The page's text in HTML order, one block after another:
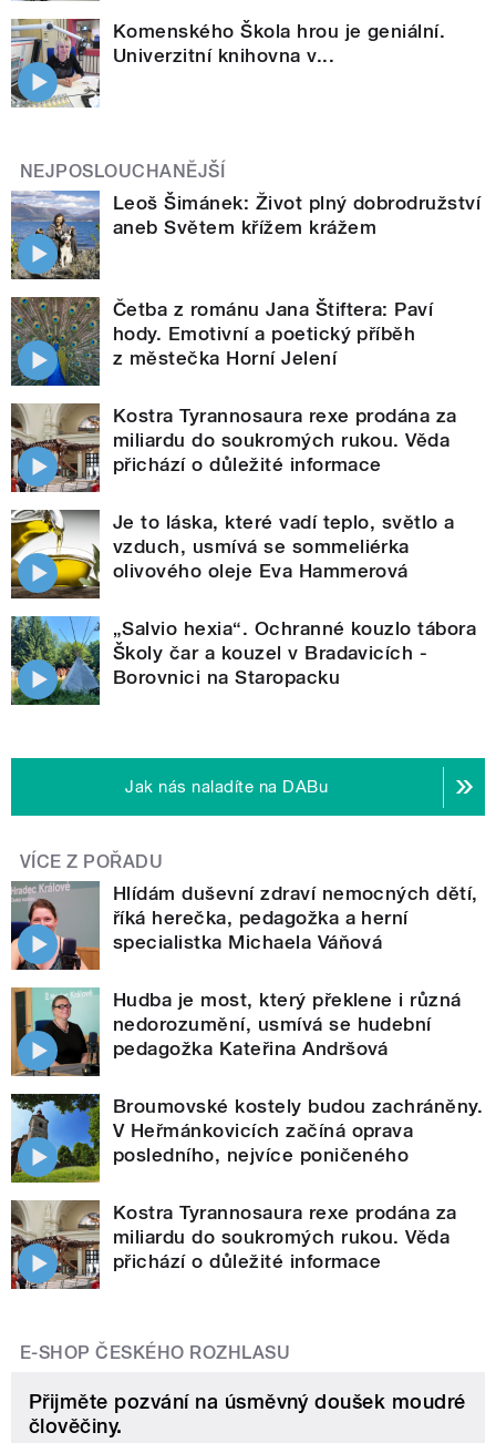
Komenského Škola hrou je geniální.
Univerzitní knihovna v...
NEJPOSLOUCHANĚJŠÍ
Leoš Šimánek: Život plný dobrodružství
aneb Světem křížem krážem
Četba z románu Jana Štiftera: Paví
hody. Emotivní a poetický příběh
z městečka Horní Jelení
Kostra Tyrannosaura rexe prodána za
miliardu do soukromých rukou. Věda
přichází o důležité informace
Je to láska, které vadí teplo, světlo a
vzduch, usmívá se sommeliérka
olivového oleje Eva Hammerová
„Salvio hexia“. Ochranné kouzlo tábora
Školy čar a kouzel v Bradavicích -
Borovnici na Staropacku
Jak nás naladíte na DABu
VÍCE Z POŘADU
Hlídám duševní zdraví nemocných dětí,
říká herečka, pedagožka a herní
specialistka Michaela Váňová
Hudba je most, který překlene i různá
nedorozumění, usmívá se hudební
pedagožka Kateřina Andršová
Broumovské kostely budou zachráněny.
V Heřmánkovicích začíná oprava
posledního, nejvíce poničeného
Kostra Tyrannosaura rexe prodána za
miliardu do soukromých rukou. Věda
přichází o důležité informace
E-SHOP ČESKÉHO ROZHLASU
Přijměte pozvání na úsměvný doušek moudré
člověčiny.